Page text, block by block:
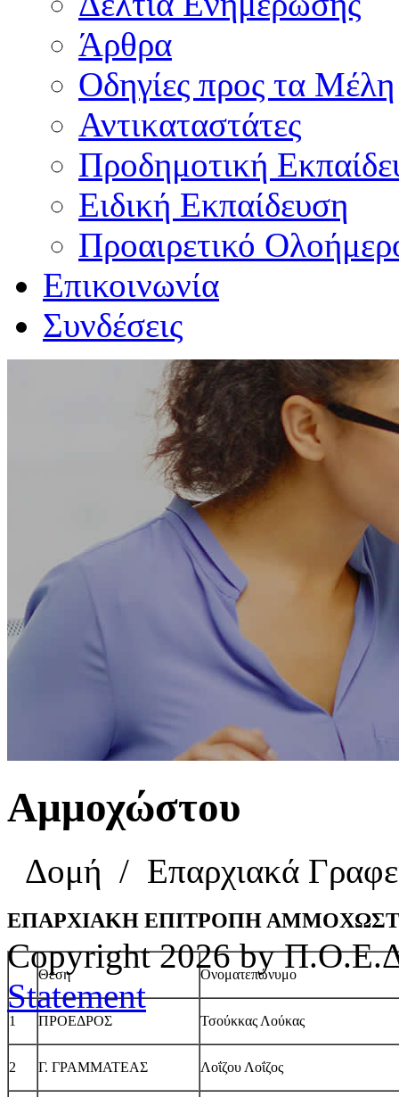
Άρθρα
Οδηγίες προς τα Μέλη
Αντικαταστάτες
Προδημοτική
Ειδική Εκπαίδευση
Προαιρετικό
Επικοινωνία
Συνδέσεις
Αμμοχώστου
Δομή / Επαρχιακά
ΕΠΑΡΧΙΑΚΗ ΕΠΙΤΡΟΠΗ
Θέση Ονοματεπώνυμο
1 ΠΡΟΕΔΡΟΣ Τσούκκας Λούκας
2 Γ. ΓΡΑΜΜΑΤΕΑΣ Λοΐζου Λοΐζος
Copyright 2026 by
Statement